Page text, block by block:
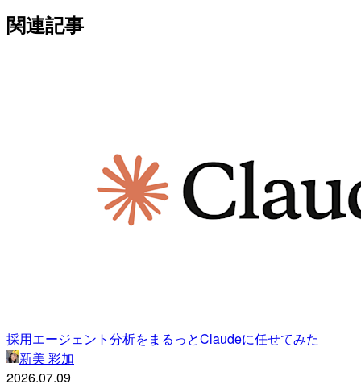
関連記事
採用エージェント分析をまるっとClaudeに任せてみた
新美 彩加
2026.07.09